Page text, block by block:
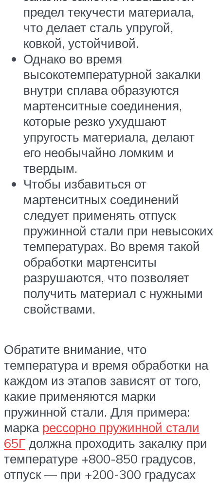
предел текучести материала,
что делает сталь упругой,
ковкой, устойчивой.
Однако во время
высокотемпературной закалки
внутри сплава образуются
мартенситные соединения,
которые резко ухудшают
упругость материала, делают
его необычайно ломким и
твердым.
Чтобы избавиться от
мартенситных соединений
следует применять отпуск
пружинной стали при невысоких
температурах. Во время такой
обработки мартенситы
разрушаются, что позволяет
получить материал с нужными
свойствами.
Обратите внимание, что
температура и время обработки на
каждом из этапов зависят от того,
какие применяются марки
пружинной стали. Для примера:
марка рессорно пружинной стали
65Г должна проходить закалку при
температуре +800-850 градусов,
отпуск — при +200-300 градусах